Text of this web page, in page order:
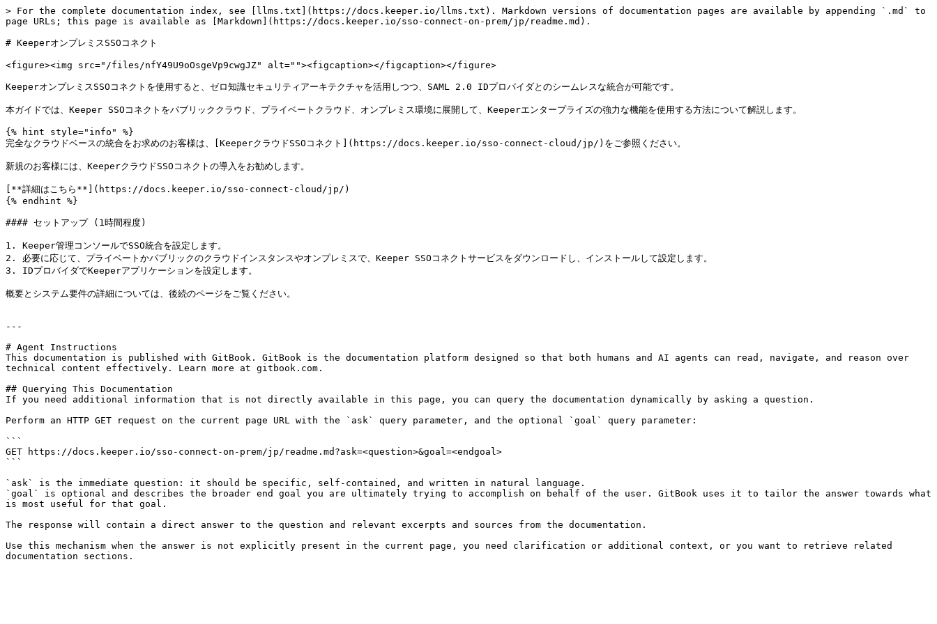
> For the complete documentation index, see [llms.txt](https://docs.keeper.io/llms.txt). Markdown versions of documentation pages are available by appending `.md` to
page URLs; this page is available as [Markdown](https://docs.keeper.io/sso-connect-on-prem/jp/readme.md).
# KeeperオンプレミスSSOコネクト
<figure><img src="/files/nfY49U9oOsgeVp9cwgJZ" alt=""><figcaption></figcaption></figure>
KeeperオンプレミスSSOコネクトを使用すると、ゼロ知識セキュリティアーキテクチャを活用しつつ、SAML 2.0 IDプロバイダとのシームレスな統合が可能です。
本ガイドでは、Keeper SSOコネクトをパブリッククラウド、プライベートクラウド、オンプレミス環境に展開して、Keeperエンタープライズの強力な機能を使用する方法について解説します。
{% hint style="info" %}
完全なクラウドベースの統合をお求めのお客様は、[KeeperクラウドSSOコネクト](https://docs.keeper.io/sso-connect-cloud/jp/)をご参照ください。
新規のお客様には、KeeperクラウドSSOコネクトの導入をお勧めします。
[**詳細はこちら**](https://docs.keeper.io/sso-connect-cloud/jp/)
{% endhint %}
#### セットアップ (1時間程度)
1. Keeper管理コンソールでSSO統合を設定します。
2. 必要に応じて、プライベートかパブリックのクラウドインスタンスやオンプレミスで、Keeper SSOコネクトサービスをダウンロードし、インストールして設定します。
3. IDプロバイダでKeeperアプリケーションを設定します。
概要とシステム要件の詳細については、後続のページをご覧ください。
---
# Agent Instructions
This documentation is published with GitBook. GitBook is the documentation platform designed so that both humans and AI agents can read, navigate, and reason over
technical content effectively. Learn more at gitbook.com.
## Querying This Documentation
If you need additional information that is not directly available in this page, you can query the documentation dynamically by asking a question.
Perform an HTTP GET request on the current page URL with the `ask` query parameter, and the optional `goal` query parameter:
```
GET https://docs.keeper.io/sso-connect-on-prem/jp/readme.md?ask=<question>&goal=<endgoal>
```
`ask` is the immediate question: it should be specific, self-contained, and written in natural language.
`goal` is optional and describes the broader end goal you are ultimately trying to accomplish on behalf of the user. GitBook uses it to tailor the answer towards what
is most useful for that goal.
The response will contain a direct answer to the question and relevant excerpts and sources from the documentation.
Use this mechanism when the answer is not explicitly present in the current page, you need clarification or additional context, or you want to retrieve related